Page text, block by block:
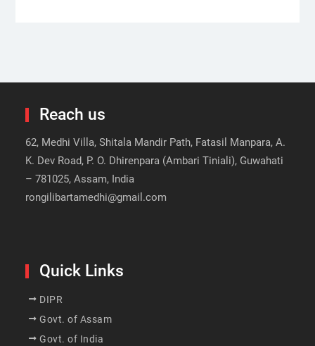
Reach us
62, Medhi Villa, Shitala Mandir Path, Fatasil Manpara, A.
K. Dev Road, P. O. Dhirenpara (Ambari Tiniali), Guwahati
– 781025, Assam, India
rongilibartamedhi@gmail.com
Quick Links
DIPR
Govt. of Assam
Govt. of India